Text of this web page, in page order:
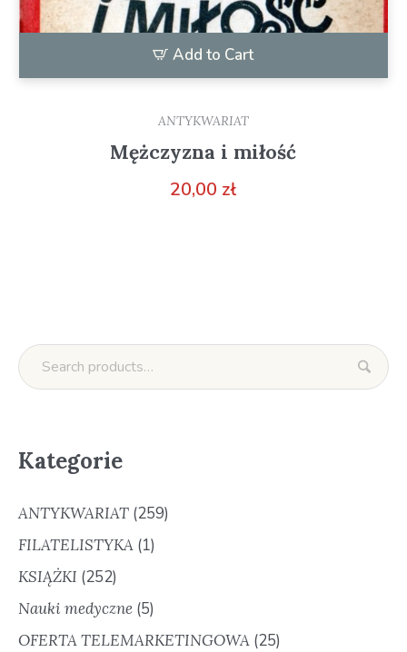
Add to Cart
ANTYKWARIAT
Mężczyzna i miłość
20,00 zł
Kategorie
ANTYKWARIAT (259)
FILATELISTYKA (1)
KSIĄŻKI (252)
Nauki medyczne (5)
OFERTA TELEMARKETINGOWA (25)